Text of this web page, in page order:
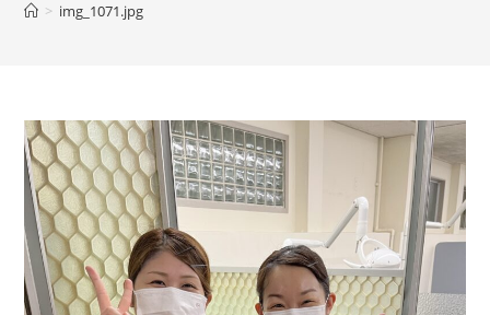
> img_1071.jpg